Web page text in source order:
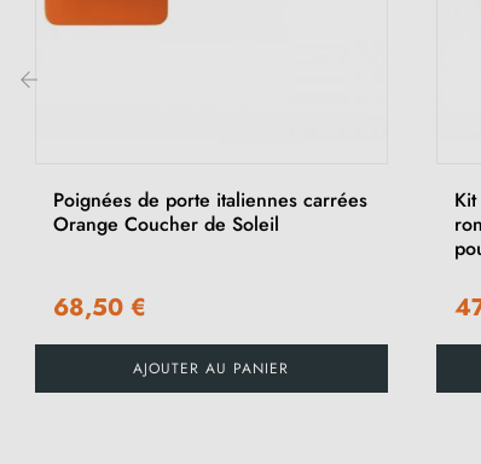
Poignées de porte italiennes carrées
Orange Coucher de Soleil
68,50 €
AJOUTER AU PANIER